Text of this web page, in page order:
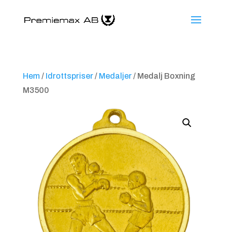
Hem / Idrottspriser/ Medaljer/ Medalj Boxning
M3500